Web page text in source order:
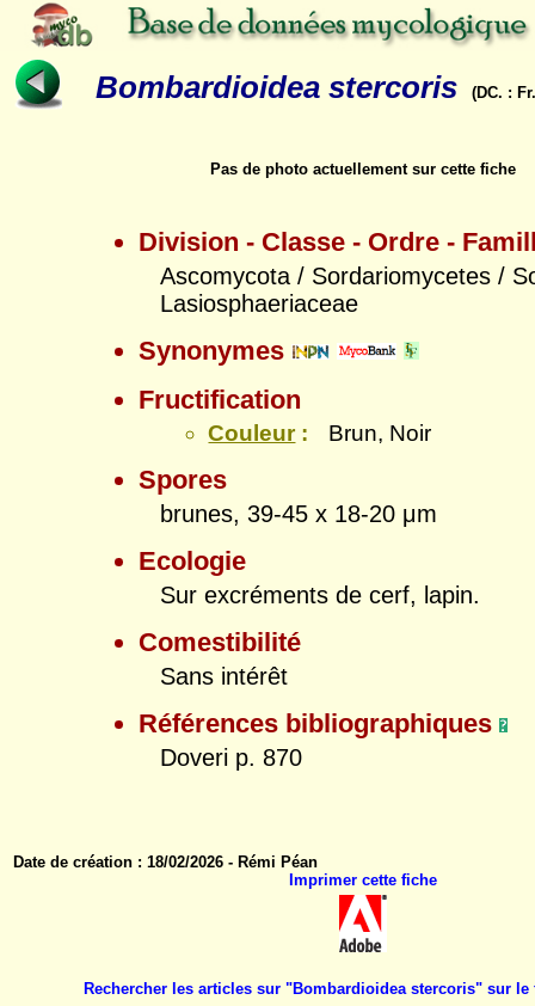
Bombardioidea stercoris (DC. :
Pas de photo actuellement sur cette fiche
Division - Classe - Ordre -
Ascomycota / Sordariomycetes /
Lasiosphaeriaceae
Synonymes
Fructification
Couleur: Brun, Noir
Spores
brunes, 39-45 x 18-20 μm
Ecologie
Sur excréments de cerf, lapin.
Comestibilité
Sans intérêt
Références bibliographiques
Doveri p. 870
Date de création : 18/02/2026 - Rémi Péan
Imprimer cette fiche
Rechercher les articles sur "Bombardioidea stercoris" sur le